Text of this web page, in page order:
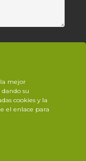
mejor
su
cookies y la
el enlace para